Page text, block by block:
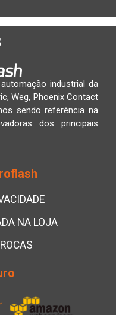
industrial da
Weg, Phoenix Contact
sendo referência na
dos principais
NA LOJA